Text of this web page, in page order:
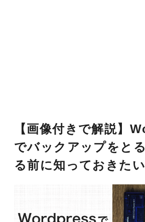
【画像付きで解説】
でバックアップをと
る前に知っておきた